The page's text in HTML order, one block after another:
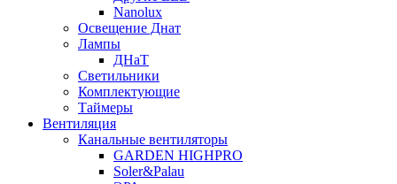
Nanolux
Освещение Днат
Лампы
ДНаТ
Светильники
Комплектующие
Таймеры
Вентиляция
Канальные вентиляторы
GARDEN HIGHPRO
Soler&Palau